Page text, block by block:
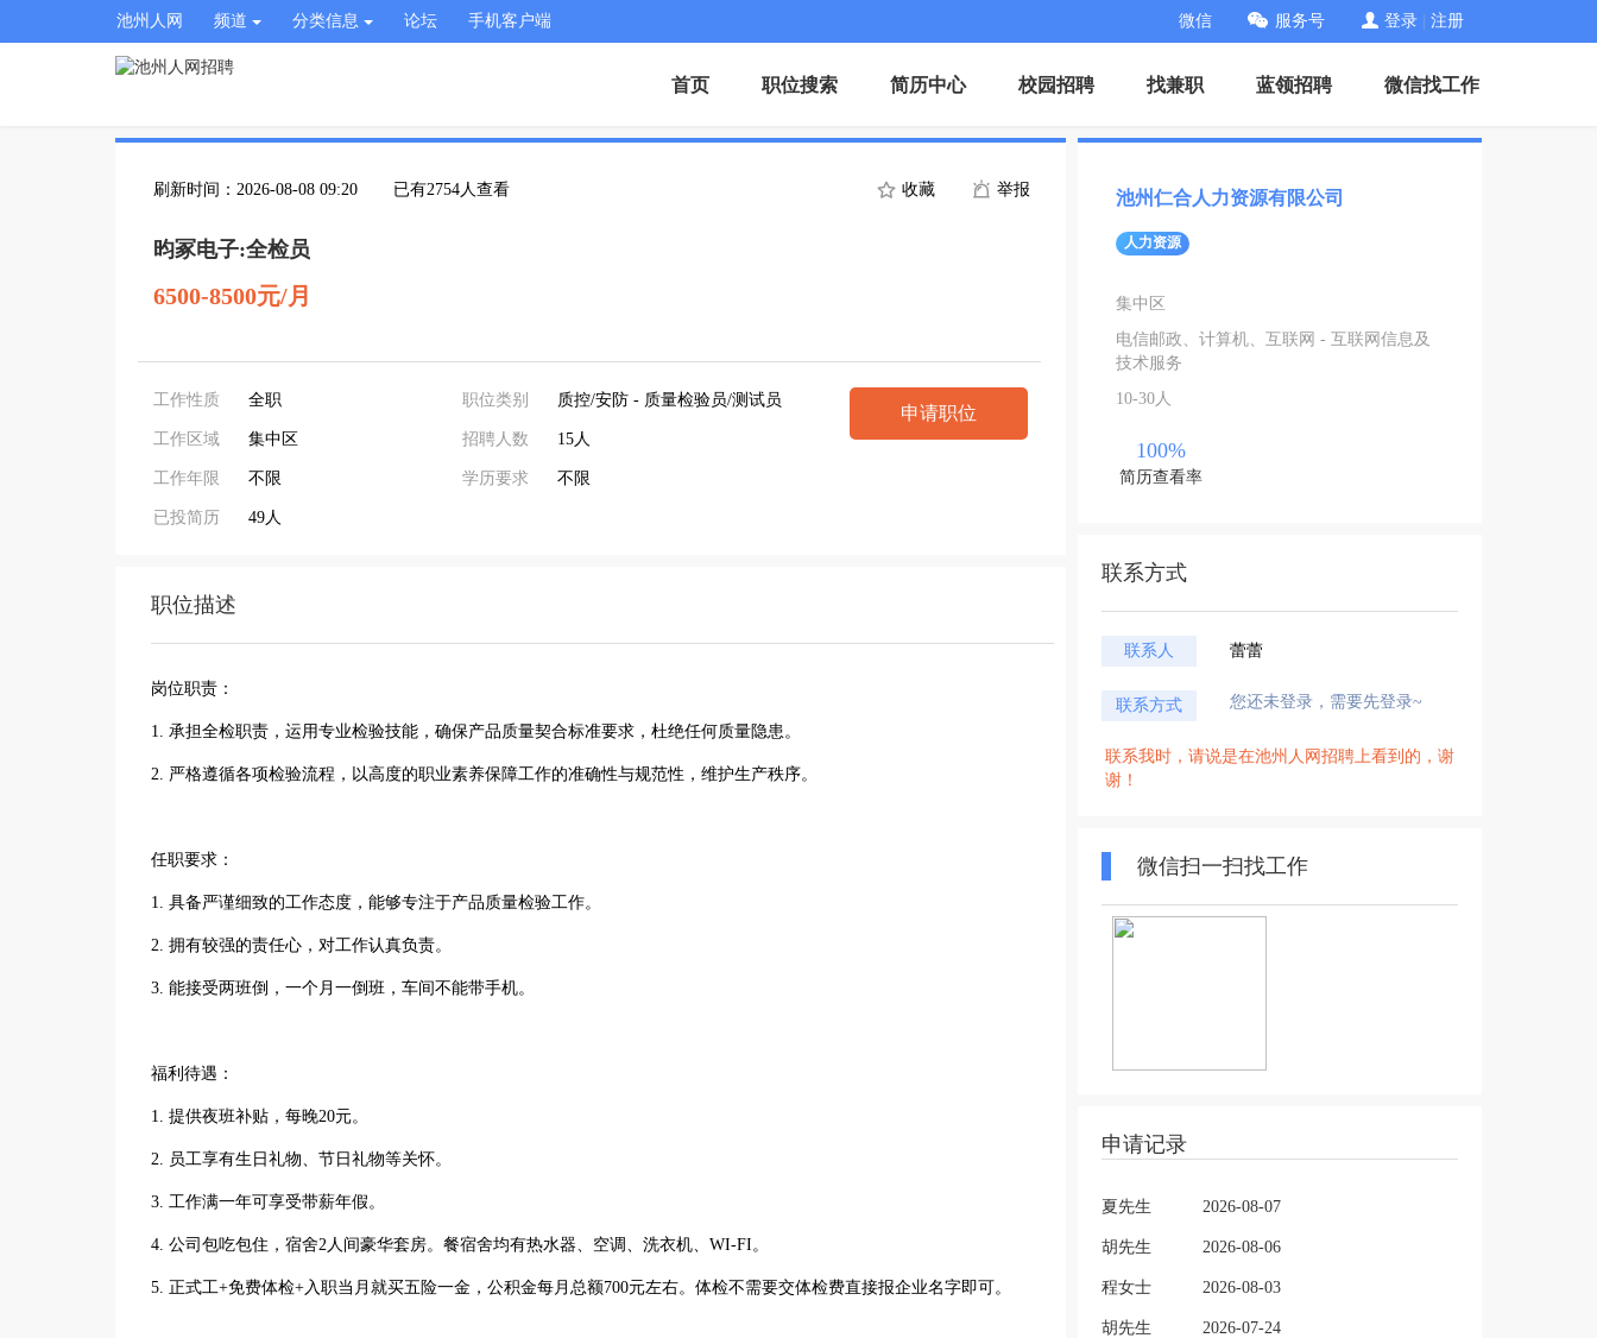
池州人网 频道 分类信息 论坛 手机客户端 微信 服务号 登录 注册
首页 职位搜索 简历中心 校园招聘 找兼职 蓝领招聘 微信找工作
刷新时间：2026-08-08 09:20 已有2754人查看 收藏 举报
昀冢电子:全检员
6500-8500元/月
工作性质 全职
工作区域 集中区
工作年限 不限
已投简历 49人
职位类别 质控/安防 - 质量检验员/测试员
招聘人数 15人
学历要求 不限
申请职位
职位描述
岗位职责：
1. 承担全检职责，运用专业检验技能，确保产品质量契合标准要求，杜绝任何质量隐患。
2. 严格遵循各项检验流程，以高度的职业素养保障工作的准确性与规范性，维护生产秩序。
任职要求：
1. 具备严谨细致的工作态度，能够专注于产品质量检验工作。
2. 拥有较强的责任心，对工作认真负责。
3. 能接受两班倒，一个月一倒班，车间不能带手机。
福利待遇：
1. 提供夜班补贴，每晚20元。
2. 员工享有生日礼物、节日礼物等关怀。
3. 工作满一年可享受带薪年假。
4. 公司包吃包住，宿舍2人间豪华套房。餐宿舍均有热水器、空调、洗衣机、WI-FI。
5. 正式工+免费体检+入职当月就买五险一金，公积金每月总额700元左右。体检不需要交体检费直接报企业名字即可。
池州仁合人力资源有限公司
人力资源
集中区
电信邮政、计算机、互联网 - 互联网信息及
技术服务
10-30人
100%
简历查看率
联系方式
联系人 蕾蕾
联系方式 您还未登录，需要先登录~
联系我时，请说是在池州人网招聘上看到的，谢
谢！
微信扫一扫找工作
申请记录
夏先生 2026-08-07
胡先生 2026-08-06
程女士 2026-08-03
胡先生 2026-07-24